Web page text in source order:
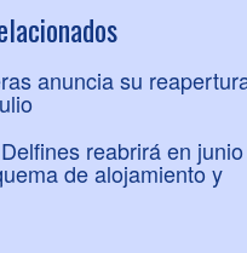
anuncia su
reabrirá en
de alojamiento y